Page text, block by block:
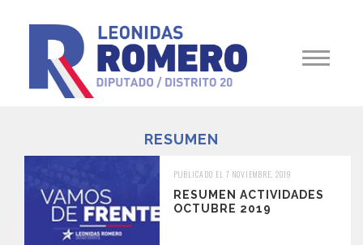
RESUMEN
PUBLICADO EL 7 NOVIEMBRE, 2019
RESUMEN ACTIVIDADES
OCTUBRE 2019